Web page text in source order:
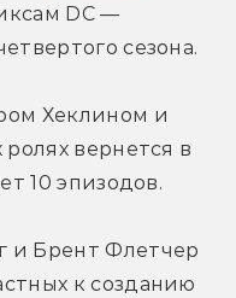
DC —
сезона.
Хеклином и
вернется в
10 эпизодов.
и Брент Флетчер
к созданию